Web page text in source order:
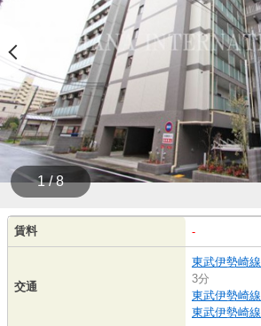
1 / 8
賃料 -
交通
東武伊勢崎線
3分
東武伊勢崎線
東武伊勢崎線